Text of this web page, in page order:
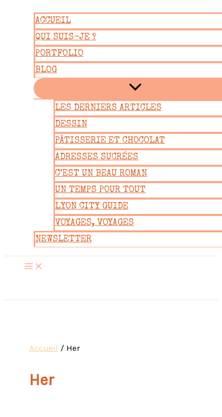
contenu
ACCUEIL
QUI SUIS-JE ?
PORTFOLIO
BLOG
LES DERNIERS ARTICLES
DESSIN
PÂTISSERIE ET CHOCOLAT
ADRESSES SUCRÉES
C’EST UN BEAU ROMAN
UN TEMPS POUR TOUT
LYON CITY GUIDE
VOYAGES, VOYAGES
NEWSLETTER
Accueil Her
Her